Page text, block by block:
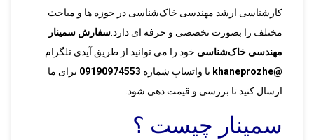
کارشناسی ارشد مهندسی خاک‌شناسی در حوزه ها و مباحث
مختلف را بصورت تخصصی و حرفه ای دارد.سفارش سمینار
مهندسی خاک‌شناسی خود را می توانید از طریق آیدی تلگرام
@khaneprozhe
یا واتساپ شماره 09190974553 برای ما
ارسال کنید تا بررسی و قیمت دهی شود.
سمینار چیست ؟